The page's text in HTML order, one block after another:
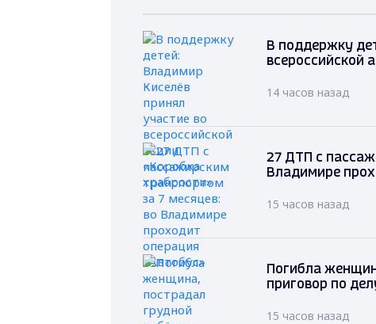
В поддержку
всероссийской
14 часов назад
27 ДТП с
Владимире
15 часов назад
Погибла
приговор по
15 часов назад